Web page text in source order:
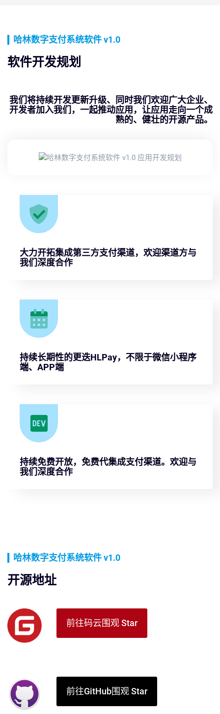
哈林数字支付系统软件 v1.0
软件开发规划
我们将持续开发更新升级、同时我们欢迎广大企业、
开发者加入我们，一起推动应用，让应用走向一个成
熟的、健壮的开源产品。
大力开拓集成第三方支付渠道，欢迎渠道方与
我们深度合作
持续长期性的更迭HLPay，不限于微信小程序
端、APP端
持续免费开放，免费代集成支付渠道。欢迎与
我们深度合作
哈林数字支付系统软件 v1.0
开源地址
前往码云围观 Star
前往GitHub围观 Star